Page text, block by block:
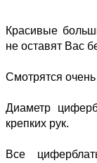
Красивые
не оставят Вас
Смотрятся
Диаметр
крепких рук.
Все